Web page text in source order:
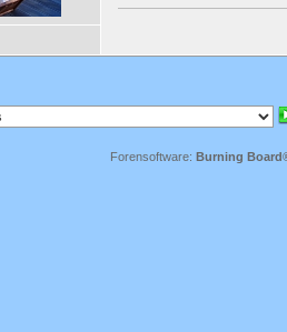
Forensoftware: Burning